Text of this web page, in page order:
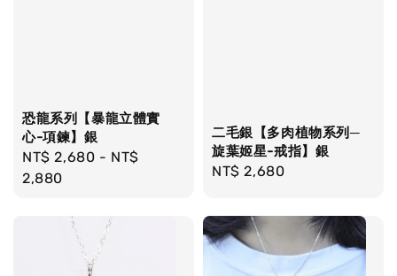
恐龍系列【暴龍立體實
心-項鍊】銀
Regular
price
NT$ 2,680 - NT$
2,880
二毛銀【多肉植物系列─
旋葉姬星-戒指】銀
Regular
NT$ 2,680